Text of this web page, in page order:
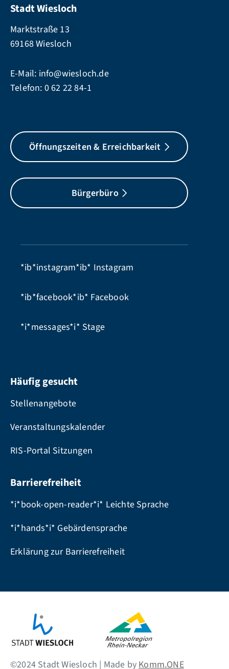
Stadt Wiesloch
Marktstraße 13
69168 Wiesloch
E-Mail: info@wiesloch.de
Telefon: 0 62 22 84-1
Öffnungszeiten & Erreichbarkeit
Bürgerbüro
*ib*instagram*ib* Instagram
*ib*facebook*ib* Facebook
*i*messages*i* Stage
Häufig gesucht
Stellenangebote
Veranstaltungskalender
RIS-Portal Sitzungen
Barrierefreiheit
*i*book-open-reader*i* Leichte Sprache
*i*hands*i* Gebärdensprache
Erklärung zur Barrierefreiheit
©2024 Stadt Wiesloch | Made by Komm.ONE